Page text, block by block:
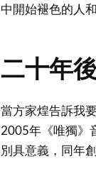
中開始褪色的人
二十年
當方家煌告訴我
2005年《唯獨》
別具意義，同年